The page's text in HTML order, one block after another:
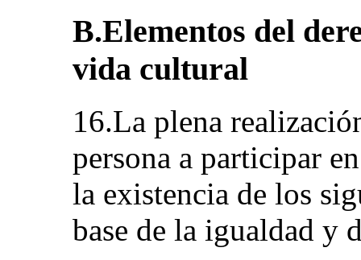
B.Elementos del
vida cultural
16.La plena
persona a participar
la existencia de los
base de la igualdad y